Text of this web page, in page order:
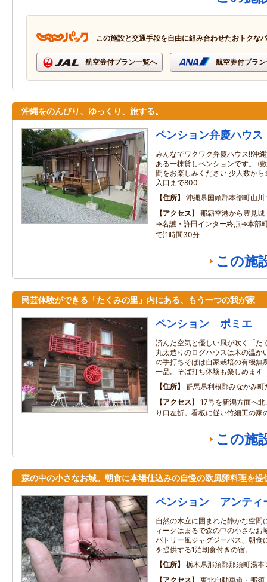
この施設と交通手段を自由に組み合わせたおトクな
航空券付プラン一覧へ 航空券付プラ
沖縄をのんびり、ゆっくり、旅する。
ペンション弁慶ハウス
みんなでワクワク弁慶ハウス!!沖
ある一棟貸しペンションです。 (
間をお楽しみください 少人数か
入口まで800
住所
沖縄県国頭郡本部町山川
アクセス
那覇空港から豊見
→名護・許田インター終点→本部
で)1時間30分
この施
民芸体験ができる「たくみの里」内にある、もう一つの我が家
ペンション ポミエ
済んだ空気と優しい風が吹く「た
丸太造りのログハウスは木の温か
の手打ちそばは自家栽培の有機無
一品。そば打ち体験も楽しめます
住所
群馬県利根郡みなかみ
アクセス
17号を新潟方面へ
り口左折。看板に従い竹細工の家
この施
森の中の小さなお城。朝食に本場仕込みの自慢の欧風卵料理を提
ペンション アンティ
自然の木立に囲まれた静かな空間
ィークはまるで森の中の小さなお
バトリー風ジャグジーバス、朝食
を提供する1泊朝食付きの宿。
住所
栃木県那須郡那須町湯本
アクセス
東北自動車道・那